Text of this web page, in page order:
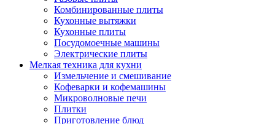
Комбинированные плиты
Кухонные вытяжки
Кухонные плиты
Посудомоечные машины
Электрические плиты
Мелкая техника для кухни
Измельчение и смешивание
Кофеварки и кофемашины
Микроволновые печи
Плитки
Приготовление блюд